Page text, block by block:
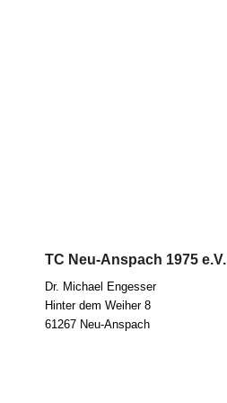
TC Neu-Anspach 1975 e.V.
Dr. Micha­el Eng­es­ser
Hin­ter dem Wei­her 8
61267 Neu-Anspach